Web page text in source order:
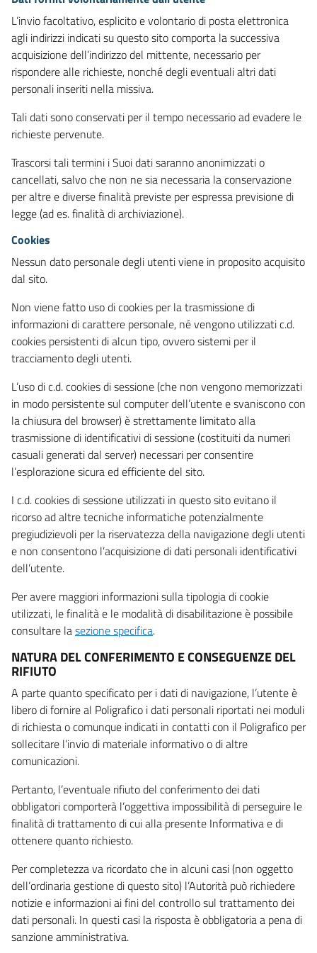
L’invio facoltativo, esplicito e volontario di posta elettronica
agli indirizzi indicati su questo sito comporta la successiva
acquisizione dell’indirizzo del mittente, necessario per
rispondere alle richieste, nonché degli eventuali altri dati
personali inseriti nella missiva.
Tali dati sono conservati per il tempo necessario ad evadere le
richieste pervenute.
Trascorsi tali termini i Suoi dati saranno anonimizzati o
cancellati, salvo che non ne sia necessaria la conservazione
per altre e diverse finalità previste per espressa previsione di
legge (ad es. finalità di archiviazione).
Cookies
Nessun dato personale degli utenti viene in proposito acquisito
dal sito.
Non viene fatto uso di cookies per la trasmissione di
informazioni di carattere personale, né vengono utilizzati c.d.
cookies persistenti di alcun tipo, ovvero sistemi per il
tracciamento degli utenti.
L’uso di c.d. cookies di sessione (che non vengono memorizzati
in modo persistente sul computer dell’utente e svaniscono con
la chiusura del browser) è strettamente limitato alla
trasmissione di identificativi di sessione (costituiti da numeri
casuali generati dal server) necessari per consentire
l’esplorazione sicura ed efficiente del sito.
I c.d. cookies di sessione utilizzati in questo sito evitano il
ricorso ad altre tecniche informatiche potenzialmente
pregiudizievoli per la riservatezza della navigazione degli utenti
e non consentono l’acquisizione di dati personali identificativi
dell’utente.
Per avere maggiori informazioni sulla tipologia di cookie
utilizzati, le finalità e le modalità di disabilitazione è possibile
consultare lasezione specifica.
NATURA DEL CONFERIMENTO E CONSEGUENZE DEL
RIFIUTO
A parte quanto specificato per i dati di navigazione, l’utente è
libero di fornire al Poligrafico i dati personali riportati nei moduli
di richiesta o comunque indicati in contatti con il Poligrafico per
sollecitare l’invio di materiale informativo o di altre
comunicazioni.
Pertanto, l’eventuale rifiuto del conferimento dei dati
obbligatori comporterà l’oggettiva impossibilità di perseguire le
finalità di trattamento di cui alla presente Informativa e di
ottenere quanto richiesto.
Per completezza va ricordato che in alcuni casi (non oggetto
dell’ordinaria gestione di questo sito) l’Autorità può richiedere
notizie e informazioni ai fini del controllo sul trattamento dei
dati personali. In questi casi la risposta è obbligatoria a pena di
sanzione amministrativa.